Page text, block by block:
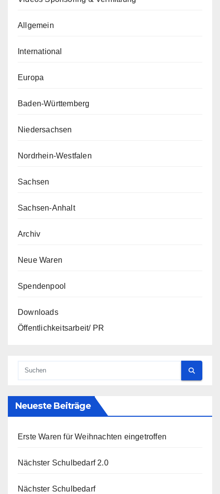
Allgemein
International
Europa
Baden-Württemberg
Niedersachsen
Nordrhein-Westfalen
Sachsen
Sachsen-Anhalt
Archiv
Neue Waren
Spendenpool
Downloads
Öffentlichkeitsarbeit/ PR
Neueste Beiträge
Erste Waren für Weihnachten eingetroffen
Nächster Schulbedarf 2.0
Nächster Schulbedarf